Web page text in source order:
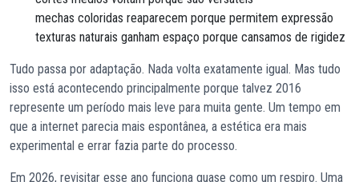
mechas coloridas reaparecem porque permitem expressão
texturas naturais ganham espaço porque cansamos de rigidez
Tudo passa por adaptação. Nada volta exatamente igual. Mas tudo
isso está acontecendo principalmente porque talvez 2016
represente um período mais leve para muita gente. Um tempo em
que a internet parecia mais espontânea, a estética era mais
experimental e errar fazia parte do processo.
Em 2026, revisitar esse ano funciona quase como um respiro. Uma